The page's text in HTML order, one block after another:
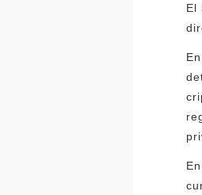
El